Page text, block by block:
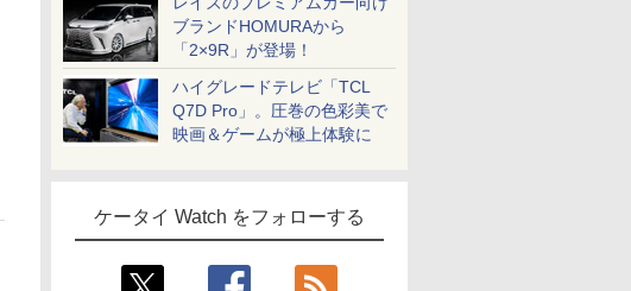
ブランドHOMURAから
「2×9R」が登場！
ハイグレードテレビ「TCL
Q7D Pro」。圧巻の色彩美で
映画＆ゲームが極上体験に
ケータイ Watch をフォローする